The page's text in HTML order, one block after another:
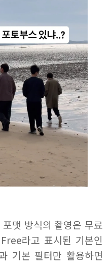
맷 방식의 촬영은 무료
라고 표시된 기본인
기본 필터만 활용하면